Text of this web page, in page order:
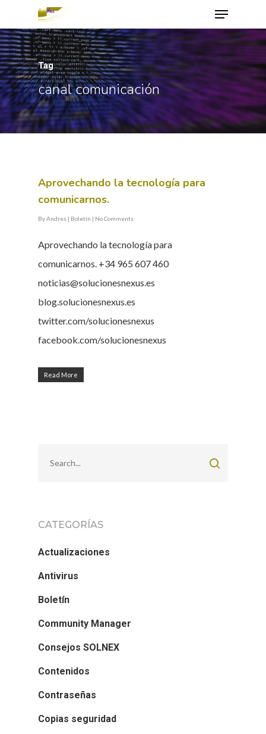
Hit enter to search or ESC to close
Tag
canal comunicación
Aprovechando la tecnología para
comunicarnos.
ByAndres | Boletín | No Comments
Aprovechando la tecnología para
comunicarnos. +34 965 607 460
noticias@solucionesnexus.es
blog.solucionesnexus.es
twitter.com/solucionesnexus
facebook.com/solucionesnexus
Read More
CATEGORÍAS
Actualizaciones
Antivirus
Boletín
Community Manager
Consejos SOLNEX
Contenidos
Contraseñas
Copias seguridad